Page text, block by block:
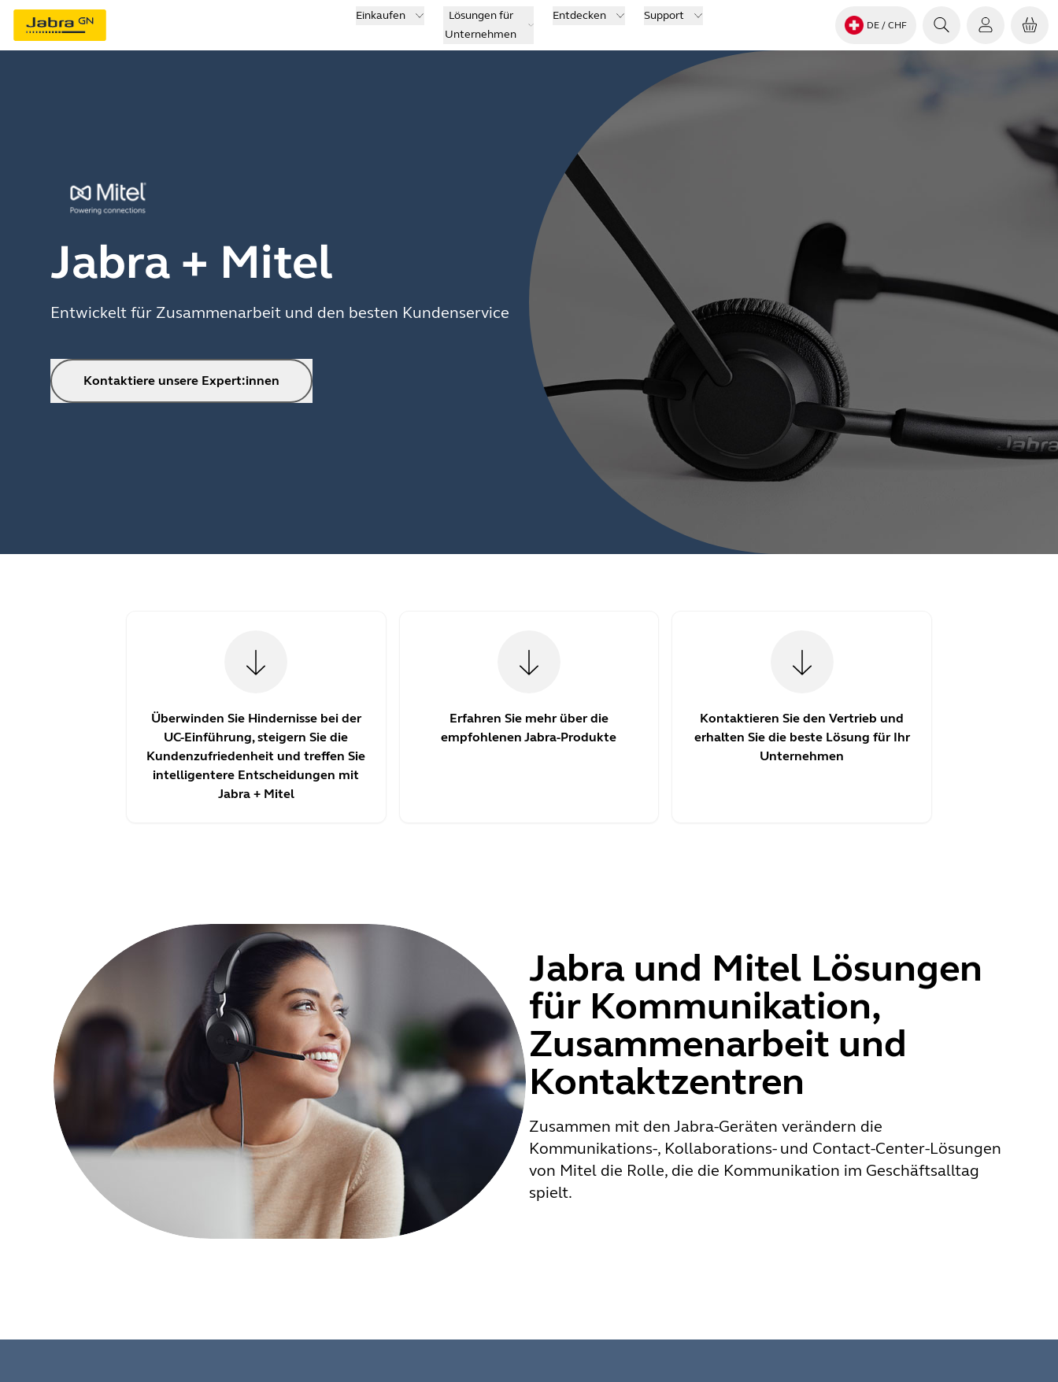
Einkaufen
Lösungen für
Unternehmen
Entdecken Support
DE / CHF
Jabra + Mitel
Entwickelt für Zusammenarbeit und den besten Kundenservice
Kontaktiere unsere Expert:innen
Überwinden Sie Hindernisse bei der
UC-Einführung, steigern Sie die
Kundenzufriedenheit und treffen Sie
intelligentere Entscheidungen mit
Jabra + Mitel
Erfahren Sie mehr über die
empfohlenen Jabra-Produkte
Kontaktieren Sie den Vertrieb und
erhalten Sie die beste Lösung für Ihr
Unternehmen
Jabra und Mitel Lösungen
für Kommunikation,
Zusammenarbeit und
Kontaktzentren
Zusammen mit den Jabra-Geräten verändern die
Kommunikations-, Kollaborations- und Contact-Center-Lösungen
von Mitel die Rolle, die die Kommunikation im Geschäftsalltag
spielt.